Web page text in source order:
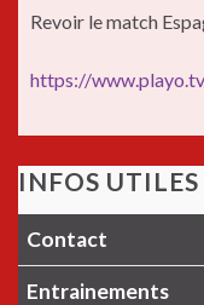
Revoir le match
https://
INFOS UTILES
Contact
Entrainements